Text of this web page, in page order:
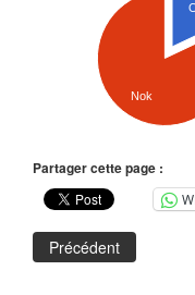
Nok
Partager cette page :
Précédent